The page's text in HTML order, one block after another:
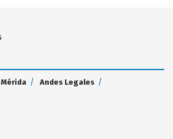
Mérida
Andes Legales